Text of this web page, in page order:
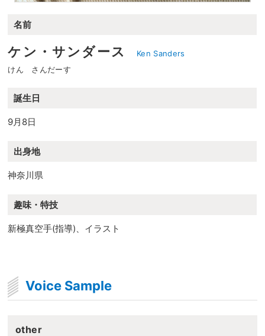
名前
ケン・サンダース
Ken Sanders
けん さんだーす
誕生日
9月8日
出身地
神奈川県
趣味・特技
新極真空手(指導)、イラスト
Voice Sample
other